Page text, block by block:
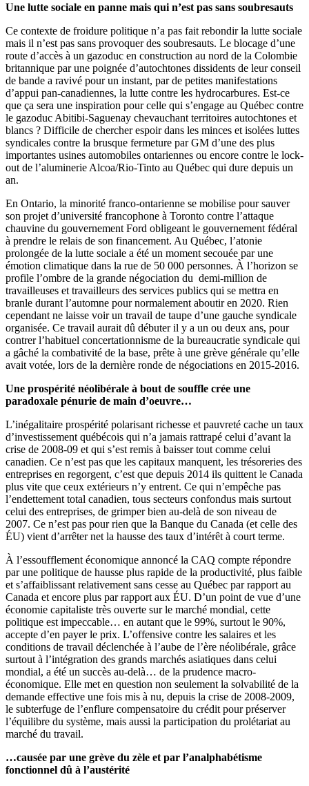
Une lutte sociale en panne mais qui n’est pas sans soubresauts
Ce contexte de froidure politique n’a pas fait rebondir la lutte sociale
mais il n’est pas sans provoquer des soubresauts. Le blocage d’une
route d’accès à un gazoduc en construction au nord de la Colombie
britannique par une poignée d’autochtones dissidents de leur conseil
de bande a ravivé pour un instant, par de petites manifestations
d’appui pan-canadiennes, la lutte contre les hydrocarbures. Est-ce
que ça sera une inspiration pour celle qui s’engage au Québec contre
le gazoduc Abitibi-Saguenay chevauchant territoires autochtones et
blancs ? Difficile de chercher espoir dans les minces et isolées luttes
syndicales contre la brusque fermeture par GM d’une des plus
importantes usines automobiles ontariennes ou encore contre le lock-
out de l’aluminerie Alcoa/Rio-Tinto au Québec qui dure depuis un
an.
En Ontario, la minorité franco-ontarienne se mobilise pour sauver
son projet d’université francophone à Toronto contre l’attaque
chauvine du gouvernement Ford obligeant le gouvernement fédéral
à prendre le relais de son financement. Au Québec, l’atonie
prolongée de la lutte sociale a été un moment secouée par une
émotion climatique dans la rue de 50 000 personnes. À l’horizon se
profile l’ombre de la grande négociation du demi-million de
travailleuses et travailleurs des services publics qui se mettra en
branle durant l’automne pour normalement aboutir en 2020. Rien
cependant ne laisse voir un travail de taupe d’une gauche syndicale
organisée. Ce travail aurait dû débuter il y a un ou deux ans, pour
contrer l’habituel concertationnisme de la bureaucratie syndicale qui
a gâché la combativité de la base, prête à une grève générale qu’elle
avait votée, lors de la dernière ronde de négociations en 2015-2016.
Une prospérité néolibérale à bout de souffle crée une
paradoxale pénurie de main d’oeuvre…
L’inégalitaire prospérité polarisant richesse et pauvreté cache un taux
d’investissement québécois qui n’a jamais rattrapé celui d’avant la
crise de 2008-09 et qui s’est remis à baisser tout comme celui
canadien. Ce n’est pas que les capitaux manquent, les trésoreries des
entreprises en regorgent, c’est que depuis 2014 ils quittent le Canada
plus vite que ceux extérieurs n’y entrent. Ce qui n’empêche pas
l’endettement total canadien, tous secteurs confondus mais surtout
celui des entreprises, de grimper bien au-delà de son niveau de
2007. Ce n’est pas pour rien que la Banque du Canada (et celle des
ÉU) vient d’arrêter net la hausse des taux d’intérêt à court terme.
À l’essoufflement économique annoncé la CAQ compte répondre
par une politique de hausse plus rapide de la productivité, plus faible
et s’affaiblissant relativement sans cesse au Québec par rapport au
Canada et encore plus par rapport aux ÉU. D’un point de vue d’une
économie capitaliste très ouverte sur le marché mondial, cette
politique est impeccable… en autant que le 99%, surtout le 90%,
accepte d’en payer le prix. L’offensive contre les salaires et les
conditions de travail déclenchée à l’aube de l’ère néolibérale, grâce
surtout à l’intégration des grands marchés asiatiques dans celui
mondial, a été un succès au-delà… de la prudence macro-
économique. Elle met en question non seulement la solvabilité de la
demande effective une fois mis à nu, depuis la crise de 2008-2009,
le subterfuge de l’enflure compensatoire du crédit pour préserver
l’équilibre du système, mais aussi la participation du prolétariat au
marché du travail.
…causée par une grève du zèle et par l’analphabétisme
fonctionnel dû à l’austérité